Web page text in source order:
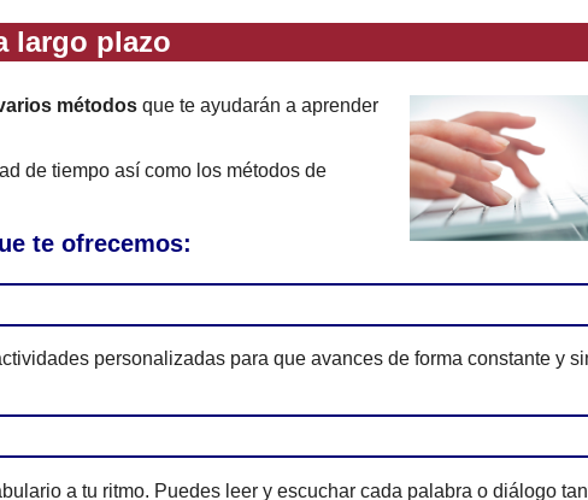
largo plazo
métodosque te ayudarán a aprender
de tiempo así como los métodos de
te ofrecemos:
personalizadas para que avances de forma constante y
a tu ritmo. Puedes leer y escuchar cada palabra o diálogo